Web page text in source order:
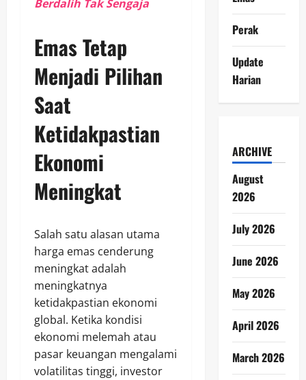
Berdalih Tak Sengaja
Emas Tetap
Menjadi Pilihan
Saat
Ketidakpastian
Ekonomi
Meningkat
Salah satu alasan utama
harga emas cenderung
meningkat adalah
meningkatnya
ketidakpastian ekonomi
global. Ketika kondisi
ekonomi melemah atau
pasar keuangan mengalami
volatilitas tinggi, investor
Perak
Update
Harian
ARCHIVE
August
2026
July 2026
June 2026
May 2026
April 2026
March 2026